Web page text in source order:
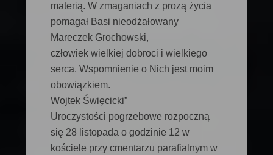
materią. W zmaganiach z prozą życia
pomagał Basi nieodżałowany
Mareczek Grochowski,
człowiek wielkiej dobroci i wielkiego
serca. Wspomnienie o Nich jest moim
obowiązkiem.
Wojtek Święcicki”
Uroczystości pogrzebowe rozpoczną
się 28 listopada o godzinie 12 w
kościele przy cmentarzu parafialnym w